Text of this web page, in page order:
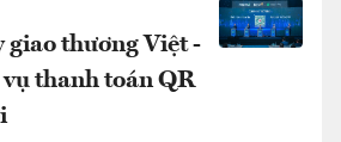
giao thương Việt -
thanh toán QR